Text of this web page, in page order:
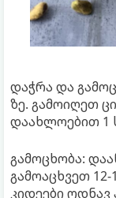
დაჭრა და
ზე. გამოიღეთ
დაახლოებით 1
გამოცხობა:
გამოაცხვეთ
კიდეები